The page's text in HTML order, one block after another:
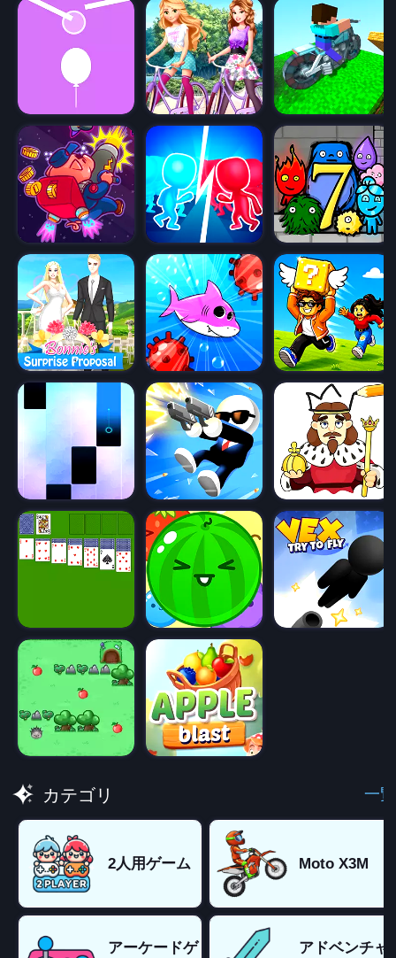
カテゴリ 一覧
2人用ゲーム Moto X3M
アーケードゲ アドベンチャ